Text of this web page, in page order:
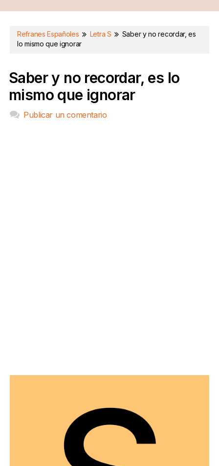
Refranes Españoles Letra S
Saber y no recordar, es
lo mismo que ignorar
Saber y no recordar, es lo
mismo que ignorar
Publicar un comentario